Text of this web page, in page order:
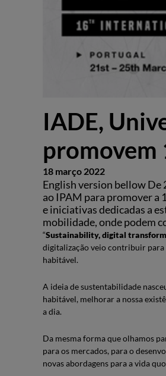
IADE,
promovem
18 março 2022
English version bellow De
ao IPAM para promover a
e iniciativas dedicadas a
mobilidade, onde podem
“Sustainability, digital
digitalização veio contribuir para
habitável.
A ideia de sustentabilidade
habitável, melhorar a nossa
a dia.
Da mesma forma que olhamos
para os mercados, para o
novas abordagens para a vida